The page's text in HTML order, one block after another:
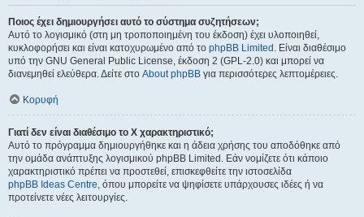
Ποιος έχει δημιουργήσει αυτό το σύστημα συζητήσεων;
Αυτό το λογισμικό (στη μη τροποποιημένη του έκδοση) έχει υλοποιηθεί,
κυκλοφορήσει και είναι κατοχυρωμένο από το phpBB Limited . Είναι διαθέσιμο
υπό την GNU General Public License, έκδοση 2 (GPL-2.0) και μπορεί να
διανεμηθεί ελεύθερα. Δείτε στο About phpBB για περισσότερες λεπτομέρειες.
Κορυφή
Γιατί δεν είναι διαθέσιμο το Χ χαρακτηριστικό;
Αυτό το πρόγραμμα δημιουργήθηκε και η άδεια χρήσης του αποδόθηκε από
την ομάδα ανάπτυξης λογισμικού phpBB Limited. Εάν νομίζετε ότι κάποιο
χαρακτηριστικό πρέπει να προστεθεί, επισκεφθείτε την ιστοσελίδα
phpBB Ideas Centre, όπου μπορείτε να ψηφίσετε υπάρχουσες ιδέες ή να
προτείνετε νέες λειτουργίες.